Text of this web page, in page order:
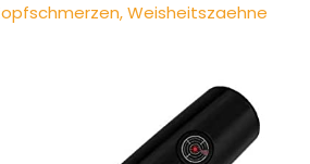
Weisheitszaehne